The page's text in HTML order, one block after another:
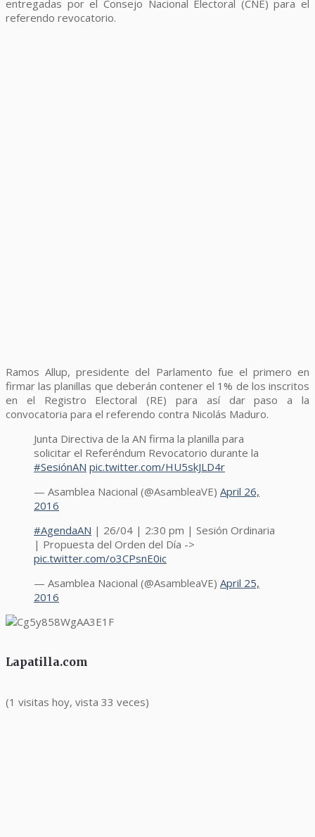
entregadas por el Consejo Nacional Electoral (CNE) para el
referendo revocatorio.
Ramos Allup, presidente del Parlamento fue el primero en
firmar las planillas que deberán contener el 1% de los inscritos
en el Registro Electoral (RE) para así dar paso a la
convocatoria para el referendo contra Nicolás Maduro.
Junta Directiva de la AN firma la planilla para
solicitar el Referéndum Revocatorio durante la
#SesiónAN pic.twitter.com/HU5skJLD4r
— Asamblea Nacional (@AsambleaVE) April 26,
2016
#AgendaAN | 26/04 | 2:30 pm | Sesión Ordinaria
| Propuesta del Orden del Día ->
pic.twitter.com/o3CPsnE0ic
— Asamblea Nacional (@AsambleaVE) April 25,
2016
Lapatilla.com
(1 visitas hoy, vista 33 veces)